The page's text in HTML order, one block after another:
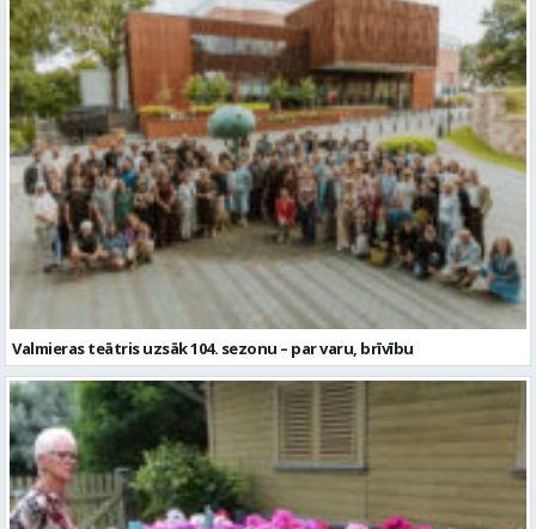
Valmieras teātris uzsāk 104. sezonu – par varu, brīvību